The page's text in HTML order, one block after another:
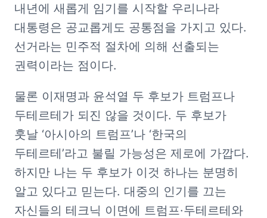
내년에 새롭게 임기를 시작할 우리나라
대통령은 공교롭게도 공통점을 가지고 있다.
선거라는 민주적 절차에 의해 선출되는
권력이라는 점이다.
물론 이재명과 윤석열 두 후보가 트럼프나
두테르테가 되진 않을 것이다. 두 후보가
훗날 ‘아시아의 트럼프’나 ‘한국의
두테르테’라고 불릴 가능성은 제로에 가깝다.
하지만 나는 두 후보가 이것 하나는 분명히
알고 있다고 믿는다. 대중의 인기를 끄는
자신들의 테크닉 이면에 트럼프·두테르테와